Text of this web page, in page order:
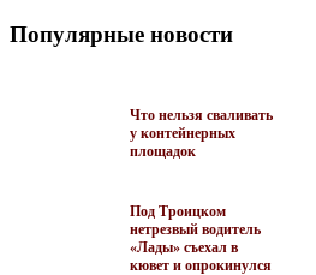
Популярные новости
Что нельзя сваливать
у контейнерных
площадок
Под Троицком
нетрезвый водитель
«Лады» съехал в
кювет и опрокинулся